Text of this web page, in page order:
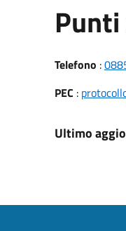
Telefono :
PEC :
Ultimo